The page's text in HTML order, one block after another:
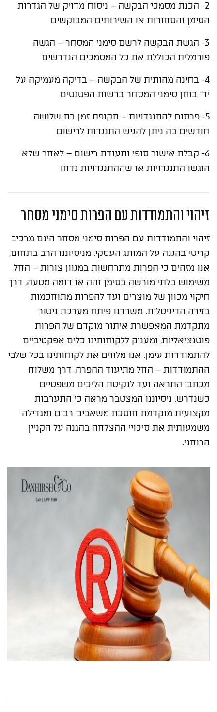
2- הכנת מסמכי הבקשה – ניסוח מדויק של הגדרות
הסימן והסחורות או השירותים המבוקשים
3- הגשת הבקשה לרשם סימני המסחר – הגשה
פורמלית הכוללת את כל המסמכים הנדרשים
4- בחינה מהותית של הבקשה – בדיקה מעמיקה על
ידי בוחן סימני המסחר ברשות הפטנטים
5- פרסום להתנגדויות – תקופת זמן בת שלושה
חודשים בה ניתן להגיש התנגדות לרישום
6- קבלת אישור סופי ותעודת רישום – לאחר שלא
הוגשו התנגדויות או שההתנגדויות נדחו
זיהוי והתמודדות עם הפרות סימני מסחר
זיהוי והתמודדות עם הפרות סימני מסחר הינם מרכיב
קריטי בהגנה על המותג העסקי. מניסיוננו הרב בתחום,
אנו מזהים כי הפרות מתרחשות במגוון צורות – החל
משימוש בלתי מורשה בסימן זהה או דומה מטעה, דרך
חיקוי מכוון של מוצרים ועד להפרות מתוחכמות
בזירה הדיגיטלית. משרדנו פיתח מערכת ניטור
מתקדמת המאפשרת איתור מוקדם של הפרות
פוטנציאליות, ומעניק ללקוחותינו כלים אפקטיביים
להתמודדות עימן. אנו מלווים את לקוחותינו בכל שלבי
ההתמודדות – החל מתיעוד ההפרה, דרך משלוח
מכתבי התראה ועד לנקיטת הליכים משפטיים
כשנדרש. ניסיוננו המצטבר מראה כי התערבות
מקצועית מוקדמת חוסכת משאבים רבים ומגדילה
משמעותית את סיכויי ההצלחה בהגנה על הקניין
הרוחני.